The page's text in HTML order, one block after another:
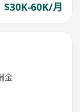
$30K-60K/月
金